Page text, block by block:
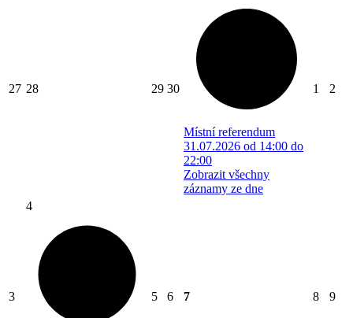
27 28 29 30
Místní referendum
31.07.2026 od 14:00 do
22:00
Zobrazit všechny
záznamy ze dne
1 2
3
4
5 6 7 8 9